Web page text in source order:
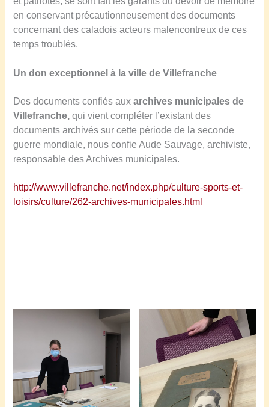
en conservant précautionneusement des documents
concernant des caladois acteurs malencontreux de ces
temps troublés.
Un don exceptionnel à la ville de Villefranche
Des documents confiés auxarchives municipales de
Villefranche,qui vient compléter l’existant des
documents archivés sur cette période de la seconde
guerre mondiale, nous confie Aude Sauvage, archiviste,
responsable des Archives municipales.
http://www.villefranche.net/index.php/culture-sports-et-
loisirs/culture/262-archives-municipales.html